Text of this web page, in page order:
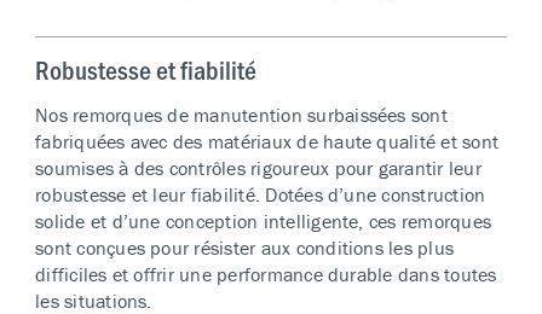
Robustesse et fiabilité
Nos remorques de manutention surbaissées sont
fabriquées avec des matériaux de haute qualité et sont
soumises à des contrôles rigoureux pour garantir leur
robustesse et leur fiabilité. Dotées d’une construction
solide et d’une conception intelligente, ces remorques
sont conçues pour résister aux conditions les plus
difficiles et offrir une performance durable dans toutes
les situations.